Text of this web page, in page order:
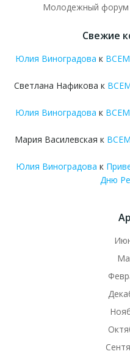
Молодежный форум
Свежие
Юлия Виноградова к
Светлана Нафикова к
Юлия Виноградова к
Мария Василевская к
Юлия Виноградова к
Дню